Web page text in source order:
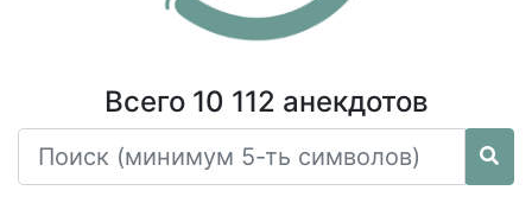
Всего 10 112 анекдотов